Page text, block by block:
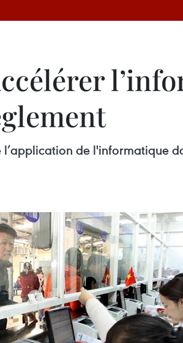
de l'informatique